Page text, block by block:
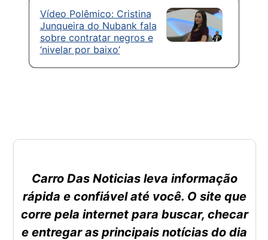
Vídeo Polêmico: Cristina
Junqueira do Nubank fala
sobre contratar negros e
‘nivelar por baixo’
Carro Das Noticias leva informação
rápida e confiável até você. O site que
corre pela internet para buscar, checar
e entregar as principais notícias do dia